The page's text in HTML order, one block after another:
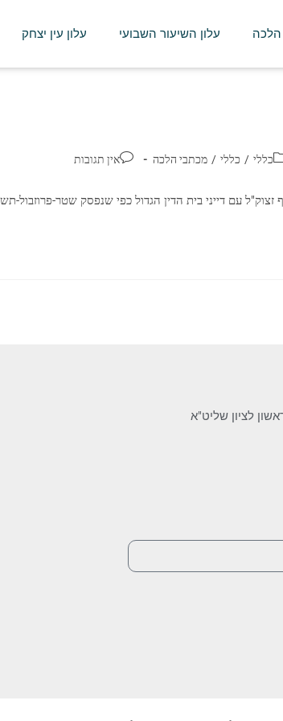
הלכה עלון השיעור השבועי עלון עין יצחק
כללי / כללי / מכתבי הלכה אין תגובות
זצוק"ל עם דייני בית הדין הגדול כפי שנפסק שטר-פרוזבול-
לציון שליט"א